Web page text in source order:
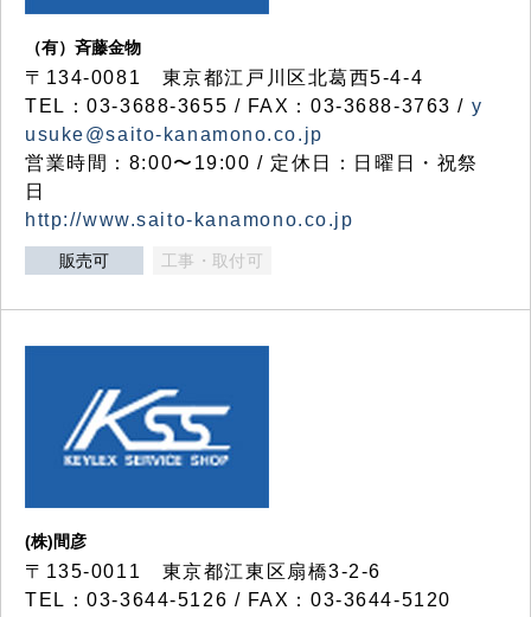
（有）斉藤金物
〒134-0081 東京都江戸川区北葛西5-4-4
TEL：03-3688-3655 / FAX：03-3688-3763 / y
usuke@saito-kanamono.co.jp
営業時間：8:00〜19:00 / 定休日：日曜日・祝祭
日
http://www.saito-kanamono.co.jp
販売可 工事・取付可
(株)間彦
〒135-0011 東京都江東区扇橋3-2-6
TEL：03-3644-5126 / FAX：03-3644-5120